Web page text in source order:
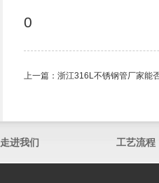
0
上一篇： 浙江316L不锈钢管​厂家能
走进我们 工艺流程